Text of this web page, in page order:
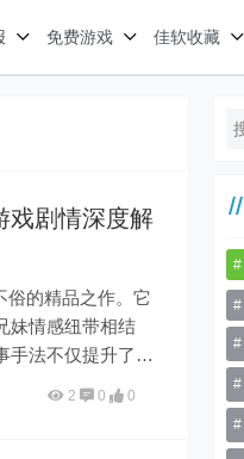
免费游戏 佳软收藏
戏剧情深度解
俗的精品之作。它
妹情感纽带相结
手法不仅提升了玩
不仅关乎宇宙真
2 0 0